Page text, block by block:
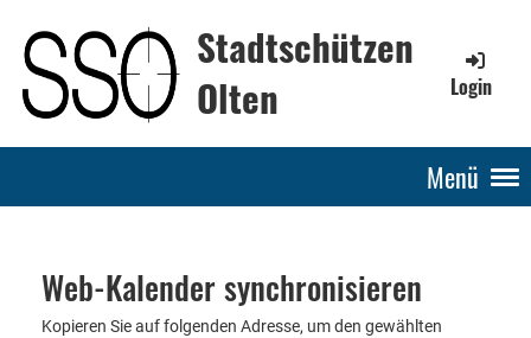
Stadtschützen
Olten
Login
Menü
Web-Kalender synchronisieren
Kopieren Sie auf folgenden Adresse, um den gewählten